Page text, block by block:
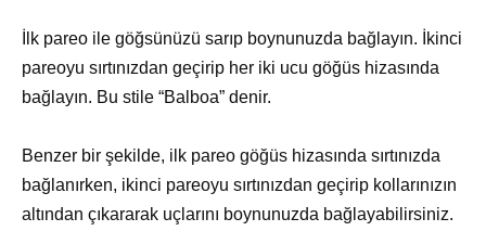
İlk pareo ile göğsünüzü sarıp boynunuzda bağlayın. İkinci
pareoyu sırtınızdan geçirip her iki ucu göğüs hizasında
bağlayın. Bu stile “Balboa” denir.
Benzer bir şekilde, ilk pareo göğüs hizasında sırtınızda
bağlanırken, ikinci pareoyu sırtınızdan geçirip kollarınızın
altından çıkararak uçlarını boynunuzda bağlayabilirsiniz.